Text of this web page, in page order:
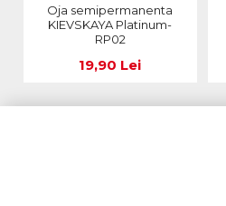
Oja semipermanenta
KIEVSKAYA Platinum-
RP02
19,90 Lei